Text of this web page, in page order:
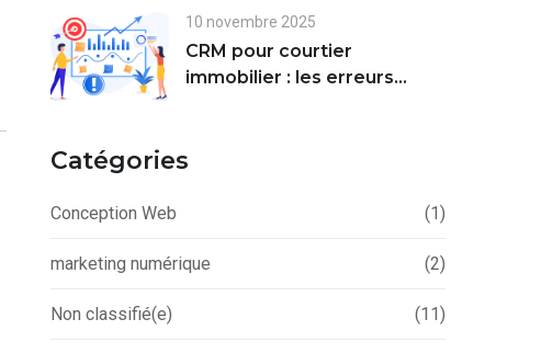
10 novembre 2025
CRM pour courtier
immobilier : les erreurs
Catégories
Conception Web (1)
marketing numérique (2)
Non classifié(e) (11)